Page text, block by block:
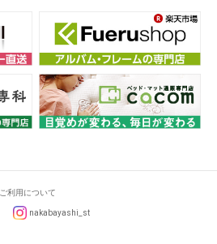
利用について
nakabayashi_st